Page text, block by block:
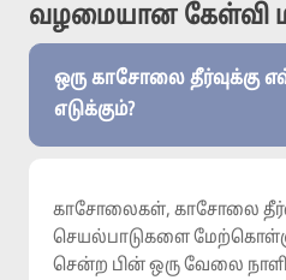
வழமையான கேள்வி
ஒரு காசோலை தீர்வுக்கு
எடுக்கும்?
காசோலைகள், காசோலை
செயல்பாடுகளை
சென்ற பின் ஒரு வேலை